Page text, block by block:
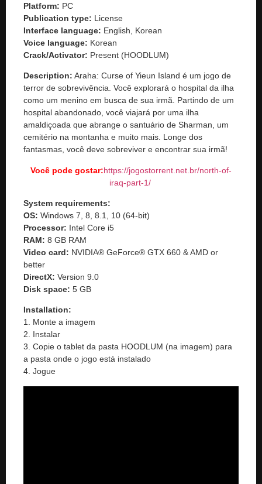
Platform: PC
Publication type: License
Interface language: English, Korean
Voice language: Korean
Crack/Activator: Present (HOODLUM)
Description: Araha: Curse of Yieun Island é um jogo de
terror de sobrevivência. Você explorará o hospital da ilha
como um menino em busca de sua irmã. Partindo de um
hospital abandonado, você viajará por uma ilha
amaldiçoada que abrange o santuário de Sharman, um
cemitério na montanha e muito mais. Longe dos
fantasmas, você deve sobreviver e encontrar sua irmã!
Você pode gostar:https://jogostorrent.net.br/north-of-
iraq-part-1/‎
System requirements:
OS: Windows 7, 8, 8.1, 10 (64-bit)
Processor: Intel Core i5
RAM: 8 GB RAM
Video card: NVIDIA® GeForce® GTX 660 & AMD or
better
DirectX: Version 9.0
Disk space: 5 GB
Installation:
1. Monte a imagem
2. Instalar
3. Copie o tablet da pasta HOODLUM (na imagem) para
a pasta onde o jogo está instalado
4. Jogue